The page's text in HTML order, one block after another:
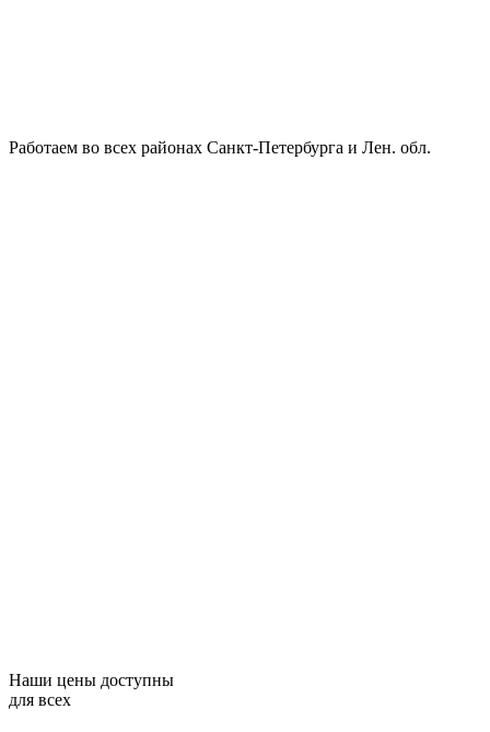
Работаем во всех районах Санкт-Петербурга и Лен. обл.
Наши цены доступны
для всех